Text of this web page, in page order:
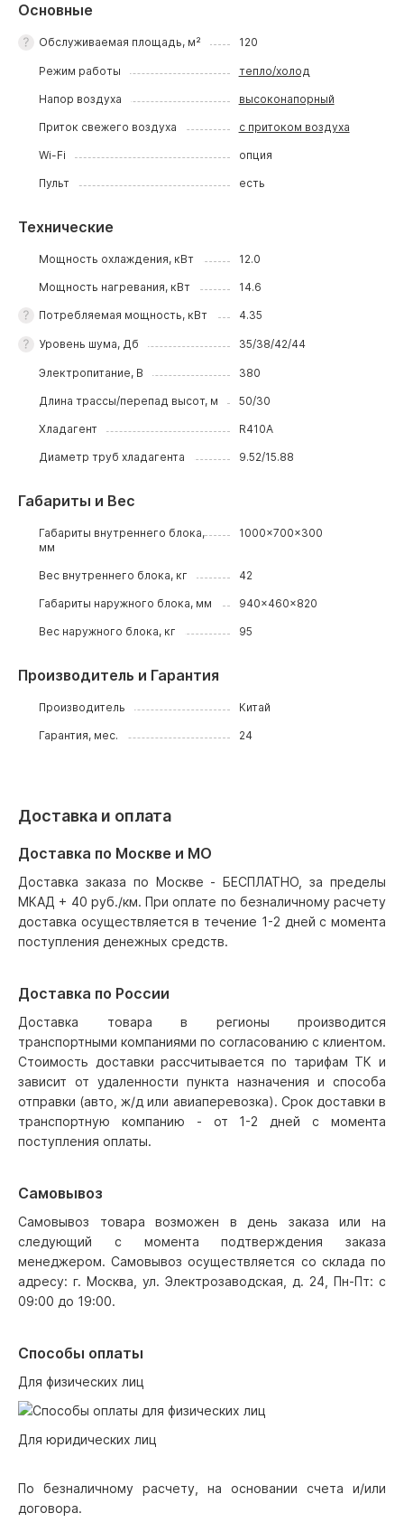
Основные
Обслуживаемая площадь, м² 120
Режим работы тепло/холод
Напор воздуха высоконапорный
Приток свежего воздуха с притоком воздуха
Wi-Fi опция
Пульт есть
Технические
Мощность охлаждения, кВт 12.0
Мощность нагревания, кВт 14.6
Потребляемая мощность, кВт 4.35
Уровень шума, Дб 35/38/42/44
Электропитание, В 380
Длина трассы/перепад высот, м 50/30
Хладагент R410A
Диаметр труб хладагента 9.52/15.88
Габариты и Вес
Габариты внутреннего блока,
мм
1000x700x300
Вес внутреннего блока, кг 42
Габариты наружного блока, мм 940x460x820
Вес наружного блока, кг 95
Производитель и Гарантия
Производитель Китай
Гарантия, мес. 24
Доставка и оплата
Доставка по Москве и МО
Доставка заказа по Москве - БЕСПЛАТНО, за пределы
МКАД + 40 руб./км. При оплате по безналичному расчету
доставка осуществляется в течение 1-2 дней с момента
поступления денежных средств.
Доставка по России
Доставка товара в регионы производится
транспортными компаниями по согласованию с клиентом.
Стоимость доставки рассчитывается по тарифам ТК и
зависит от удаленности пункта назначения и способа
отправки (авто, ж/д или авиаперевозка). Срок доставки в
транспортную компанию - от 1-2 дней с момента
поступления оплаты.
Самовывоз
Самовывоз товара возможен в день заказа или на
следующий с момента подтверждения заказа
менеджером. Самовывоз осуществляется со склада по
адресу: г. Москва, ул. Электрозаводская, д. 24, Пн-Пт: с
09:00 до 19:00.
Способы оплаты
Для физических лиц
Для юридических лиц
По безналичному расчету, на основании счета и/или
договора.